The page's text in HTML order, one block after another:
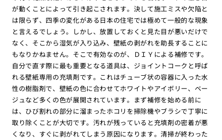
が動くことによって引き起こされます。決して施工ミスや欠陥と
は限らず、四季の変化がある日本の住宅では極めて一般的な現象
と言えるでしょう。しかし、放置しておくと見た目が悪いだけで
なく、そこから湿気が入り込み、壁紙の剥がれを助長することに
もなりかねません。そこで有効なのが、ＤＩＹによる補修です。
自分で直す際に最も重要となる道具は、ジョイントコークと呼ば
れる壁紙専用の充填剤です。これはチューブ状の容器に入った水
性の樹脂剤で、壁紙の色に合わせてホワイトやアイボリー、ベー
ジュなど多くの色が展開されています。まず補修を始める前に
は、ひび割れの部分に溜まったホコリを掃除機やブラシで丁寧に
取り除くことが大切です。汚れが残っていると充填剤の密着が悪
くなり、すぐに剥がれてしまう原因になります。清掃が終わった